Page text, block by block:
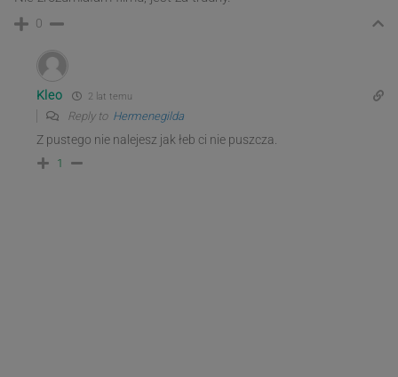
0
Kleo 2 lat temu
Reply to Hermenegilda
Z pustego nie nalejesz jak łeb ci nie puszcza.
1